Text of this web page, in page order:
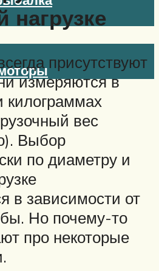
нагрузке
присутствуют
измеряются в
килограммах
вес
Выбор
по диаметру и
в зависимости от
Но почему-то
про некоторые